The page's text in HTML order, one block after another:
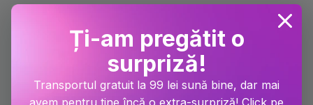
Carti scrise de Mirel Talos
Ți-am pregătit o
surpriză!
Transportul gratuit la 99 lei sună bine, dar mai
avem pentru tine încă o extra-surpriză! Click pe